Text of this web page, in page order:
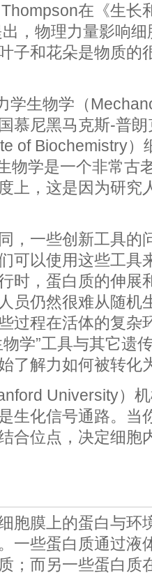
在《生长
，物理力量影响
子和花朵是物质的
学生物学（
慕尼黑马克斯-普
of Biochemistry
物学是一个非常古
上，这是因为研究
，一些创新工具的
可以使用这些工具
时，蛋白质的伸展
仍然很难从随机
过程在活体的复杂
学”工具与其它遗
了解力如何被转化
University）
生化信号通路。当
合位点，决定细胞
胞膜上的蛋白与环
一些蛋白质通过液
；而另一些蛋白质